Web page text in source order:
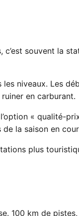
souvent la
niveaux. Les
en carburant.
« qualité-
la saison en
plus
100 km de